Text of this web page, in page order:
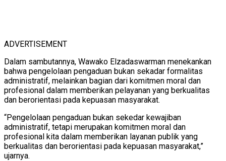
ADVERTISEMENT
Dalam sambutannya, Wawako Elzadaswarman menekankan
bahwa pengelolaan pengaduan bukan sekadar formalitas
administratif, melainkan bagian dari komitmen moral dan
profesional dalam memberikan pelayanan yang berkualitas
dan berorientasi pada kepuasan masyarakat.
“Pengelolaan pengaduan bukan sekedar kewajiban
administratif, tetapi merupakan komitmen moral dan
profesional kita dalam memberikan layanan publik yang
berkualitas dan berorientasi pada kepuasan masyarakat,”
ujarnya.